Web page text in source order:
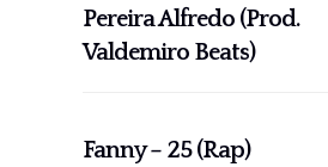
Pereira Alfredo (Prod.
Valdemiro Beats)
Fanny – 25 (Rap)